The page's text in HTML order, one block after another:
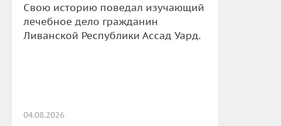
Свою историю поведал изучающий
лечебное дело гражданин
Ливанской Республики Ассад Уард.
04.08.2026